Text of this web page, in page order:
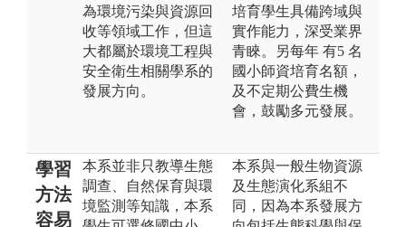
為環境污染與資源回
收等領域工作，但這
大都屬於環境工程與
安全衛生相關學系的
發展方向。
培育學生具備跨域與
實作能力，深受業界
青睞。另每年 有5 名
國小師資培育名額，
及不定期公費生機
會，鼓勵多元發展。
學習
方法
容易
本系並非只教導生態
調查、自然保育與環
境監測等知識，本系
本系與一般生物資源
及生態演化系組不
同，因為本系發展方